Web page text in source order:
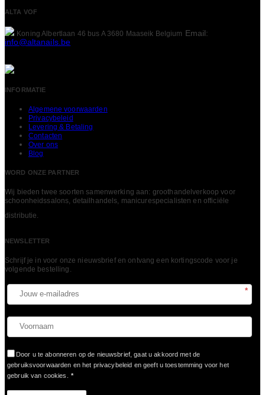
ALTA VOF
Koning Albertlaan 46 bus A 3680 Maaseik Belgium Email:
info@altanails.be
INFORMATIE
Algemene voorwaarden
Privacybeleid
Levering & Betaling
Contacten
Over ons
Blog
WORD ONZE PARTNER
Wij bieden twee soorten samenwerking aan: groothandelverkoop voor
schoonheidssalons, detailhandels, manicurespecialisten en officiële
distributie.
NEWSLETTER
Schrijf je in voor onze nieuwsbrief en ontvang een kortingscode voor je
volgende bestelling.​
*
Door u te abonneren op de nieuwsbrief, gaat u akkoord met de
gebruiksvoorwaarden en het privacybeleid en geeft u toestemming voor het
gebruik van cookies.
*